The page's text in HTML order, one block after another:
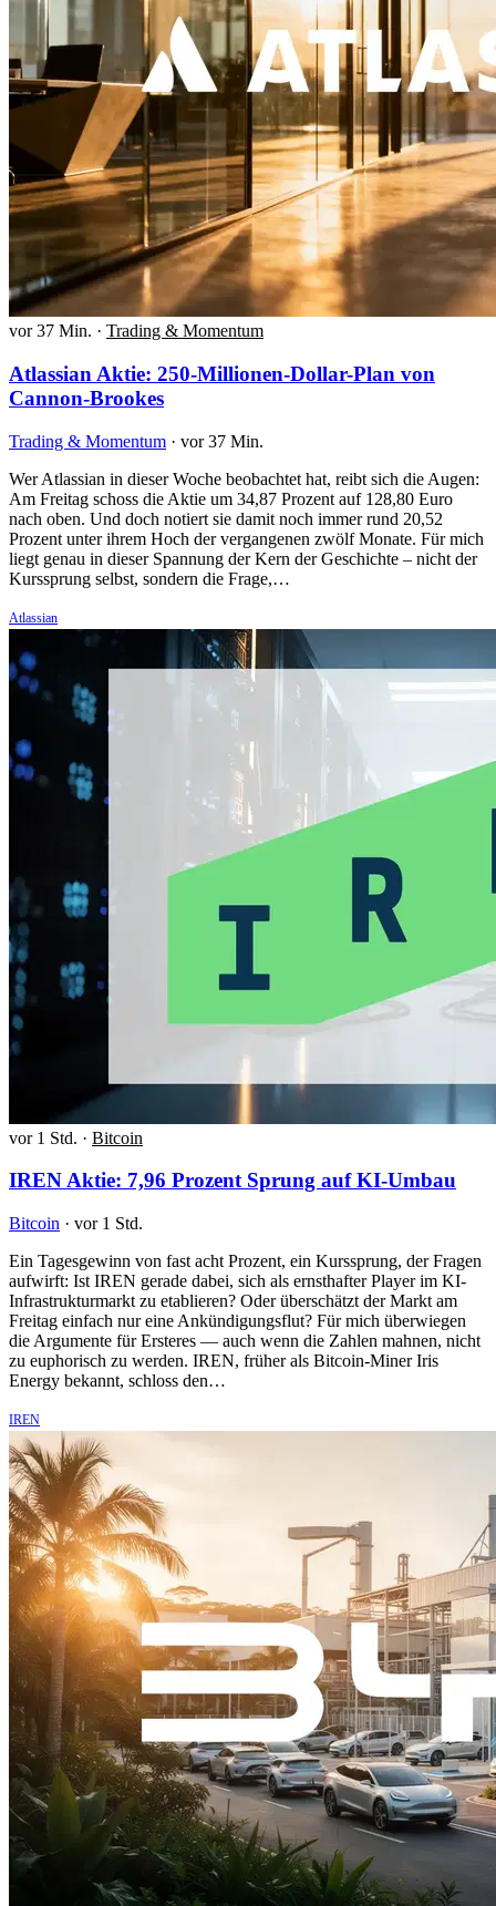
vor 37 Min. · Trading & Momentum
Atlassian Aktie: 250-Millionen-Dollar-Plan von
Cannon-Brookes
Trading & Momentum · vor 37 Min.
Wer Atlassian in dieser Woche beobachtet hat, reibt sich die Augen:
Am Freitag schoss die Aktie um 34,87 Prozent auf 128,80 Euro
nach oben. Und doch notiert sie damit noch immer rund 20,52
Prozent unter ihrem Hoch der vergangenen zwölf Monate. Für mich
liegt genau in dieser Spannung der Kern der Geschichte – nicht der
Kurssprung selbst, sondern die Frage,…
Atlassian
vor 1 Std. · Bitcoin
IREN Aktie: 7,96 Prozent Sprung auf KI-Umbau
Bitcoin · vor 1 Std.
Ein Tagesgewinn von fast acht Prozent, ein Kurssprung, der Fragen
aufwirft: Ist IREN gerade dabei, sich als ernsthafter Player im KI-
Infrastrukturmarkt zu etablieren? Oder überschätzt der Markt am
Freitag einfach nur eine Ankündigungsflut? Für mich überwiegen
die Argumente für Ersteres — auch wenn die Zahlen mahnen, nicht
zu euphorisch zu werden. IREN, früher als Bitcoin-Miner Iris
Energy bekannt, schloss den…
IREN